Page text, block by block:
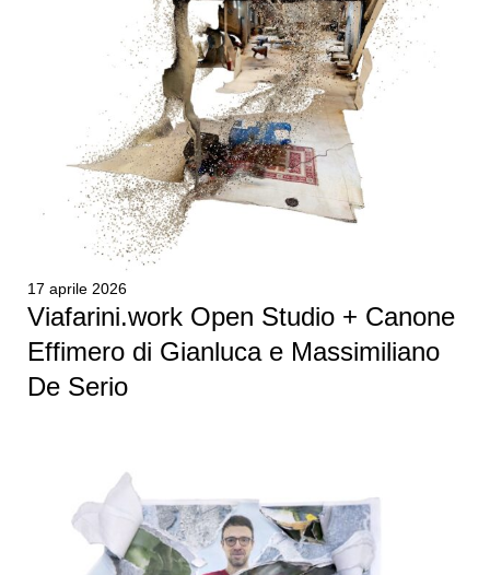
17 aprile 2026
Viafarini.work Open Studio + Canone
Effimero di Gianluca e Massimiliano
De Serio